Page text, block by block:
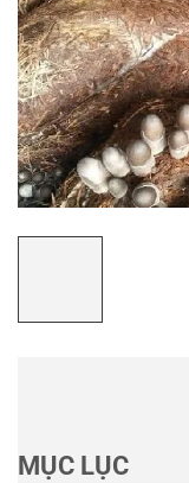
MỤC LỤC